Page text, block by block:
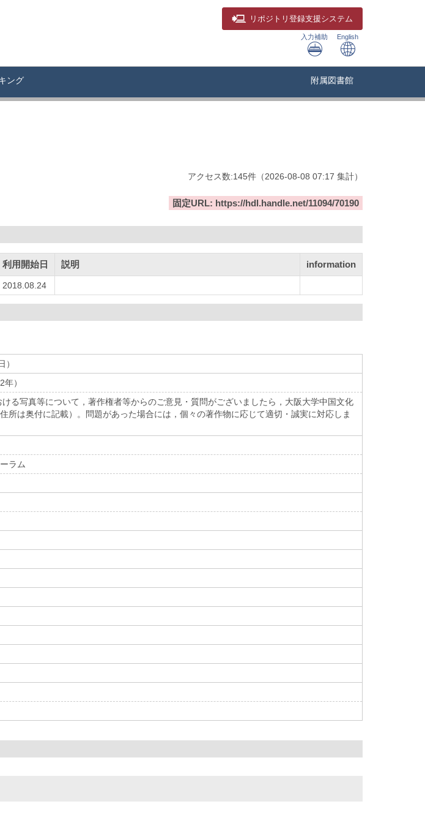
リポジトリ 登録支援システム
入力補助 English
ング 附属図書館
アクセス数:145件 （2026-08-08 07:17 集計）
固定URL: https://hdl.handle.net/11094/70190
利用開始日 説明 information
2018.08.24
）
）
る写真等について，著作権者等からのご意見・質問がございましたら，大阪大学中国文化
所は奥付に記載）。問題があった場合には，個々の著作物に応じて適切・誠実に対応しま
ラム